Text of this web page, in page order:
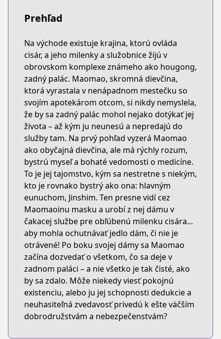
Prehľad
Na východe existuje krajina, ktorú ovláda
cisár, a jeho milenky a služobnice žijú v
obrovskom komplexe známeho ako hougong,
zadný palác. Maomao, skromná dievčina,
ktorá vyrastala v nenápadnom mestečku so
svojím apotekárom otcom, si nikdy nemyslela,
že by sa zadný palác mohol nejako dotýkať jej
života – až kým ju neunesú a nepredajú do
služby tam. Na prvý pohľad vyzerá Maomao
ako obyčajná dievčina, ale má rýchly rozum,
bystrú myseľ a bohaté vedomosti o medicíne.
To je jej tajomstvo, kým sa nestretne s niekým,
kto je rovnako bystrý ako ona: hlavným
eunuchom, Jinshim. Ten presne vidí cez
Maomaoinu masku a urobí z nej dámu v
čakacej službe pre obľúbenú milenku cisára...
aby mohla ochutnávať jedlo dám, či nie je
otrávené! Po boku svojej dámy sa Maomao
začína dozvedať o všetkom, čo sa deje v
zadnom paláci – a nie všetko je tak čisté, ako
by sa zdalo. Môže niekedy viesť pokojnú
existenciu, alebo ju jej schopnosti dedukcie a
neuhasiteľná zvedavosť privedú k ešte väčším
dobrodružstvám a nebezpečenstvám?